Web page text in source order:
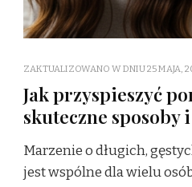
ZAKTUALIZOWANO W DNIU25 MAJA,
Jak przyspieszyć
skuteczne sposoby
Marzenie o długich,
jest wspólne dla wielu